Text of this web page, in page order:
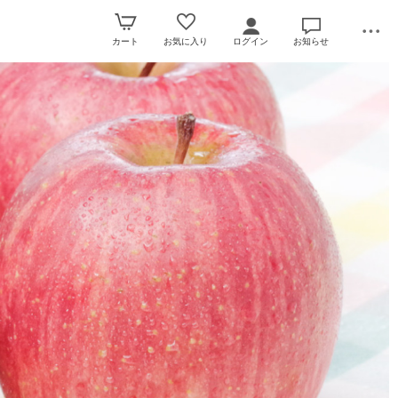
カート お気に入り ログイン お知らせ